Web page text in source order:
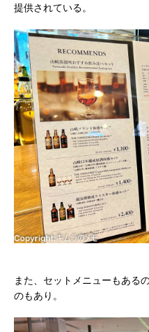
提供されている。
また、セットメニューもある
のもあり。